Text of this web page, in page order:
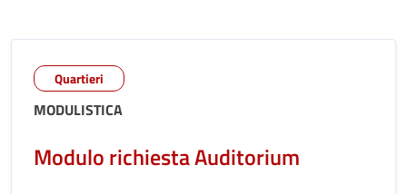
Quartieri
MODULISTICA
Modulo richiesta Auditorium